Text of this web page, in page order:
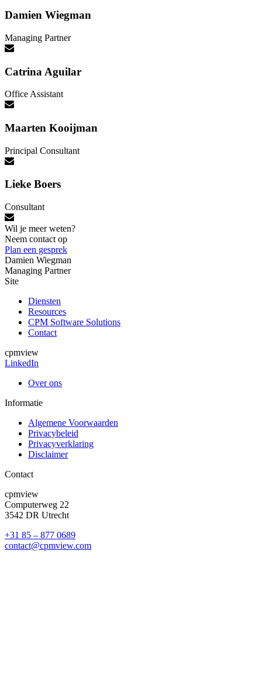
Damien Wiegman
Managing Partner
Catrina Aguilar
Office Assistant
Maarten Kooijman
Principal Consultant
Lieke Boers
Consultant
Wil je meer weten?
Neem contact op
Plan een gesprek
Damien Wiegman
Managing Partner
Site
Diensten
Resources
CPM Software Solutions
Contact
cpmview
LinkedIn
Over ons
Informatie
Algemene Voorwaarden
Privacybeleid
Privacyverklaring
Disclaimer
Contact
cpmview
Computerweg 22
3542 DR Utrecht
+31 85 – 877 0689
contact@cpmview.com